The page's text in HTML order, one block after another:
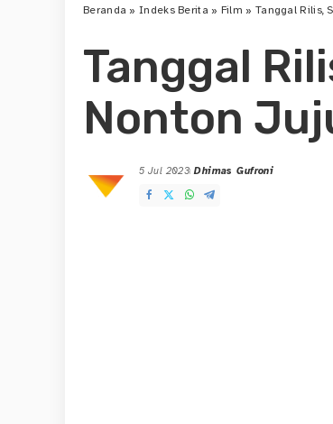
Beranda »Indeks Berita » Film » Tanggal Rilis,
Tanggal
Nonton
5 Jul 2023
Posted
by
Dhimas Gufroni